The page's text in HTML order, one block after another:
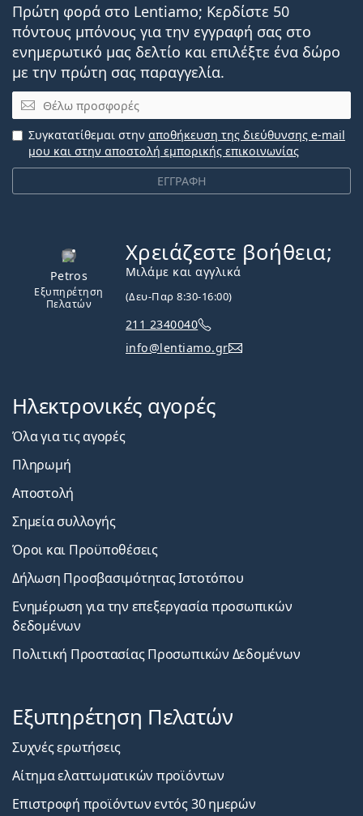
Πρώτη φορά στο Lentiamo; Κερδίστε 50
πόντους μπόνους για την εγγραφή σας στο
ενημερωτικό μας δελτίο και επιλέξτε ένα δώρο
με την πρώτη σας παραγγελία.
Email
ΕΓΓΡΑΦΗ
Συγκατατίθεμαι στην αποθήκευση της διεύθυνσης e-mail
μου και στην αποστολή εμπορικής επικοινωνίας
Petros
Εξυπηρέτηση
Πελατών
Χρειάζεστε βοήθεια;
Μιλάμε και αγγλικά
(Δευ-Παρ 8:30-16:00)
211 2340040
info@lentiamo.gr
Ηλεκτρονικές αγορές
Όλα για τις αγορές
Πληρωμή
Αποστολή
Σημεία συλλογής
Όροι και Προϋποθέσεις
Δήλωση Προσβασιμότητας Ιστοτόπου
Ενημέρωση για την επεξεργασία προσωπικών
δεδομένων
Πολιτική Προστασίας Προσωπικών Δεδομένων
Εξυπηρέτηση Πελατών
Συχνές ερωτήσεις
Αίτημα ελαττωματικών προϊόντων
Επιστροφή προϊόντων εντός 30 ημερών